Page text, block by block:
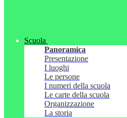
Scuola
Panoramica
Presentazione
I luoghi
Le persone
I numeri della scuola
Le carte della scuola
Organizzazione
La storia